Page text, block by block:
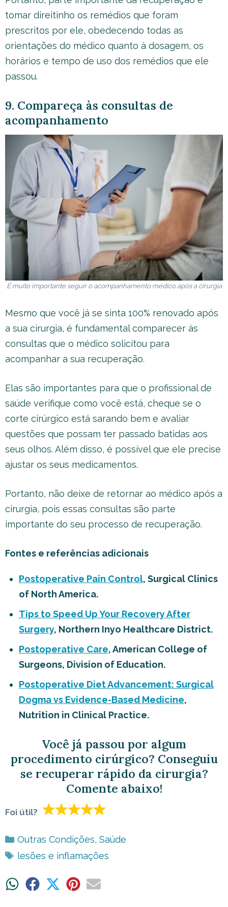
tomar direitinho os remédios que foram
prescritos por ele, obedecendo todas as
orientações do médico quanto à dosagem, os
horários e tempo de uso dos remédios que ele
passou.
9. Compareça às consultas de
acompanhamento
É muito importante seguir o acompanhamento médico após a cirurgia
Mesmo que você já se sinta 100% renovado após
a sua cirurgia, é fundamental comparecer às
consultas que o médico solicitou para
acompanhar a sua recuperação.
Elas são importantes para que o profissional de
saúde verifique como você está, cheque se o
corte cirúrgico está sarando bem e avaliar
questões que possam ter passado batidas aos
seus olhos. Além disso, é possível que ele precise
ajustar os seus medicamentos.
Portanto, não deixe de retornar ao médico após a
cirurgia, pois essas consultas são parte
importante do seu processo de recuperação.
Fontes e referências adicionais
Postoperative Pain Control, Surgical Clinics
of North America.
Tips to Speed Up Your Recovery After
Surgery, Northern Inyo Healthcare District.
Postoperative Care, American College of
Surgeons, Division of Education.
Postoperative Diet Advancement: Surgical
Dogma vs Evidence-Based Medicine,
Nutrition in Clinical Practice.
Você já passou por algum
procedimento cirúrgico? Conseguiu
se recuperar rápido da cirurgia?
Comente abaixo!
Foi útil?
Categorias
Outras Condições, Saúde
Tags
lesões e inflamações
ShareShare ShareShareShare